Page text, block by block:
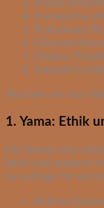
Asana
Pranayama
Pratyahara
Dharana
Dhyana
Samadhi
Tauchen wir nun
1. Yama: Ethik
Die Yamas sind
Welt und anderen
Grundlage für ein
Ahimsa